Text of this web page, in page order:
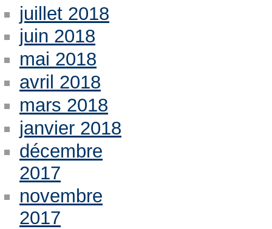
juillet 2018
juin 2018
mai 2018
avril 2018
mars 2018
janvier 2018
décembre
2017
novembre
2017